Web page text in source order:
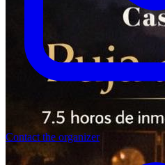
Contact the organizer